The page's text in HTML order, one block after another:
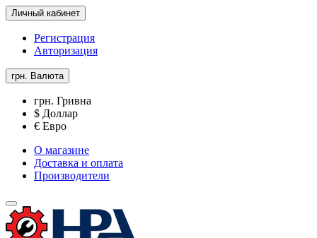
Личный кабинет
Регистрация
Авторизация
грн. Валюта
грн. Гривна
$ Доллар
€ Евро
О магазине
Доставка и оплата
Производители